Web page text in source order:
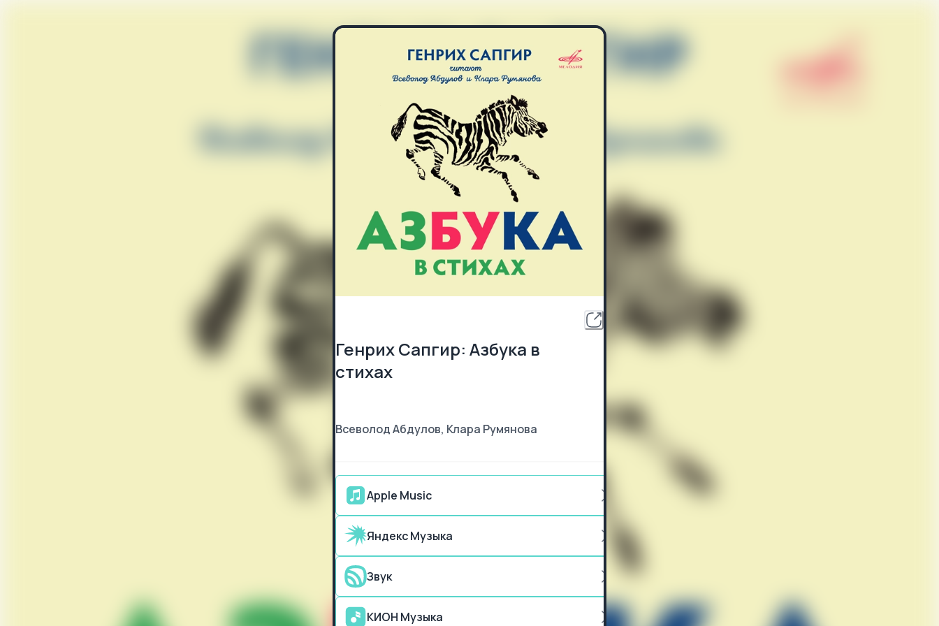
Генрих Сапгир: Азбука в
стихах
Всеволод Абдулов, Клара Румянова
Apple Music
Яндекс Музыка
Звук
КИОН Музыка